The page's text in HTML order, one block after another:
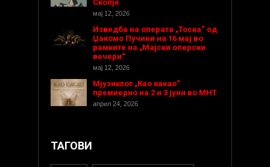
Скопје
мај 12, 2026
Изведба на операта „Тоска“ од
Џакомо Пучини на 16 мај во
рамките на „Мајски оперски
вечери“
мај 12, 2026
Мјузиклот „Као какао“
премиерно на 2 и 3 јуни во МНТ
април 24, 2026
ТАГОВИ